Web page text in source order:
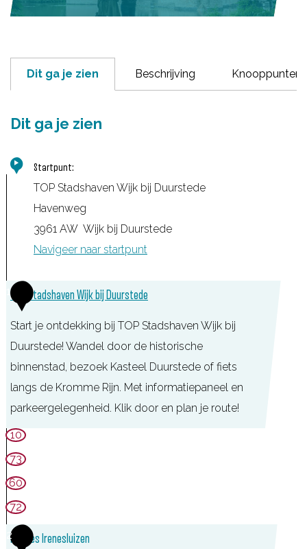
Dit ga je zien Beschrijving Knooppunten
Dit ga je zien
Startpunt:
TOP Stadshaven Wijk bij Duurstede
Havenweg
3961 AW Wijk bij Duurstede
Navigeer naar startpunt
1TOP Stadshaven Wijk bij Duurstede
Start je ontdekking bij TOP Stadshaven Wijk bij
Duurstede! Wandel door de historische
binnenstad, bezoek Kasteel Duurstede of fiets
langs de Kromme Rijn. Met informatiepaneel en
parkeergelegenheid. Klik door en plan je route!
T
O
P
t
a
10
73
60
72
2Prinses Irenesluizen